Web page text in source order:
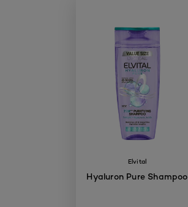
Elvital
Hyaluron Pure Shampoo